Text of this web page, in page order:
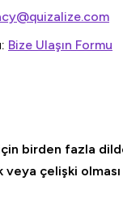
Bize Ulaşın Formu
için birden fazla
veya çelişki